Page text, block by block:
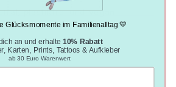
plastikfrei und vegan
Glücksmomente im Familienalltag 💛
an und erhalte10% Rabatt
Karten, Prints, Tattoos & Aufkleber
ab 30 Euro Warenwert